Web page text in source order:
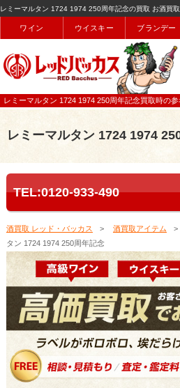
レミーマルタン 1724 1974 250周年記念の買取 お酒買
ワイン ウイスキー ブランデー
レミーマルタン 1724 1974 250周年記念買取時の参
レミーマルタン 1724 1974
TEL:0120-933-490
酒買取 レッド・バッカス 酒買取アイテム
タン 1724 1974 250周年記念